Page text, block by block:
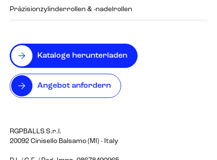
Kataloge herunterladen
Angebot anfordern
RGPBALLS S.r.l.
20092 Cinisello Balsamo (MI) - Italy
Präzisionzylinderrollen & -nadelrollen